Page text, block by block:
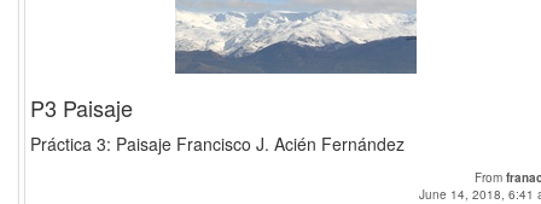
P3 Paisaje
Práctica 3: Paisaje Francisco J. Acién Fernández
From
June 14, 2018, 6:41